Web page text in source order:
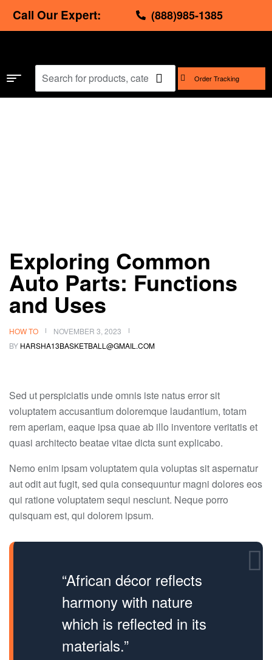
Call Our Expert: (888)985-1385
Order Tracking
Exploring Common
Auto Parts: Functions
and Uses
HOW TO
NOVEMBER 3, 2023
BY HARSHA13BASKETBALL@GMAIL.COM
Sed ut perspiciatis unde omnis iste natus error sit
voluptatem accusantium doloremque laudantium, totam
rem aperiam, eaque ipsa quae ab illo inventore veritatis et
quasi architecto beatae vitae dicta sunt explicabo.
Nemo enim ipsam voluptatem quia voluptas sit aspernatur
aut odit aut fugit, sed quia consequuntur magni dolores eos
qui ratione voluptatem sequi nesciunt. Neque porro
quisquam est, qui dolorem ipsum.
“African décor reflects
harmony with nature
which is reflected in its
materials.”